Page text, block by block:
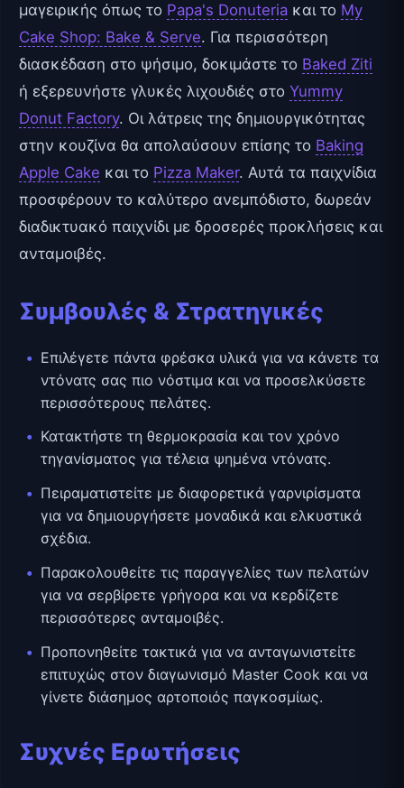
μαγειρικής όπως το Papa's Donuteria και το My
Cake Shop: Bake & Serve. Για περισσότερη
διασκέδαση στο ψήσιμο, δοκιμάστε το Baked Ziti
ή εξερευνήστε γλυκές λιχουδιές στο Yummy
Donut Factory. Οι λάτρεις της δημιουργικότητας
στην κουζίνα θα απολαύσουν επίσης το Baking
Apple Cake και το Pizza Maker. Αυτά τα παιχνίδια
προσφέρουν το καλύτερο ανεμπόδιστο, δωρεάν
διαδικτυακό παιχνίδι με δροσερές προκλήσεις και
ανταμοιβές.
Συμβουλές & Στρατηγικές
Επιλέγετε πάντα φρέσκα υλικά για να κάνετε τα
ντόνατς σας πιο νόστιμα και να προσελκύσετε
περισσότερους πελάτες.
Κατακτήστε τη θερμοκρασία και τον χρόνο
τηγανίσματος για τέλεια ψημένα ντόνατς.
Πειραματιστείτε με διαφορετικά γαρνιρίσματα
για να δημιουργήσετε μοναδικά και ελκυστικά
σχέδια.
Παρακολουθείτε τις παραγγελίες των πελατών
για να σερβίρετε γρήγορα και να κερδίζετε
περισσότερες ανταμοιβές.
Προπονηθείτε τακτικά για να ανταγωνιστείτε
επιτυχώς στον διαγωνισμό Master Cook και να
γίνετε διάσημος αρτοποιός παγκοσμίως.
Συχνές Ερωτήσεις